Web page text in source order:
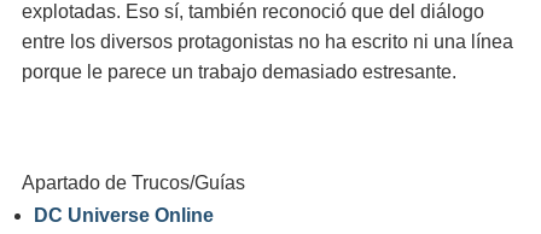
explotadas. Eso sí, también reconoció que del diálogo
entre los diversos protagonistas no ha escrito ni una línea
porque le parece un trabajo demasiado estresante.
Apartado de Trucos/Guías
DC Universe Online